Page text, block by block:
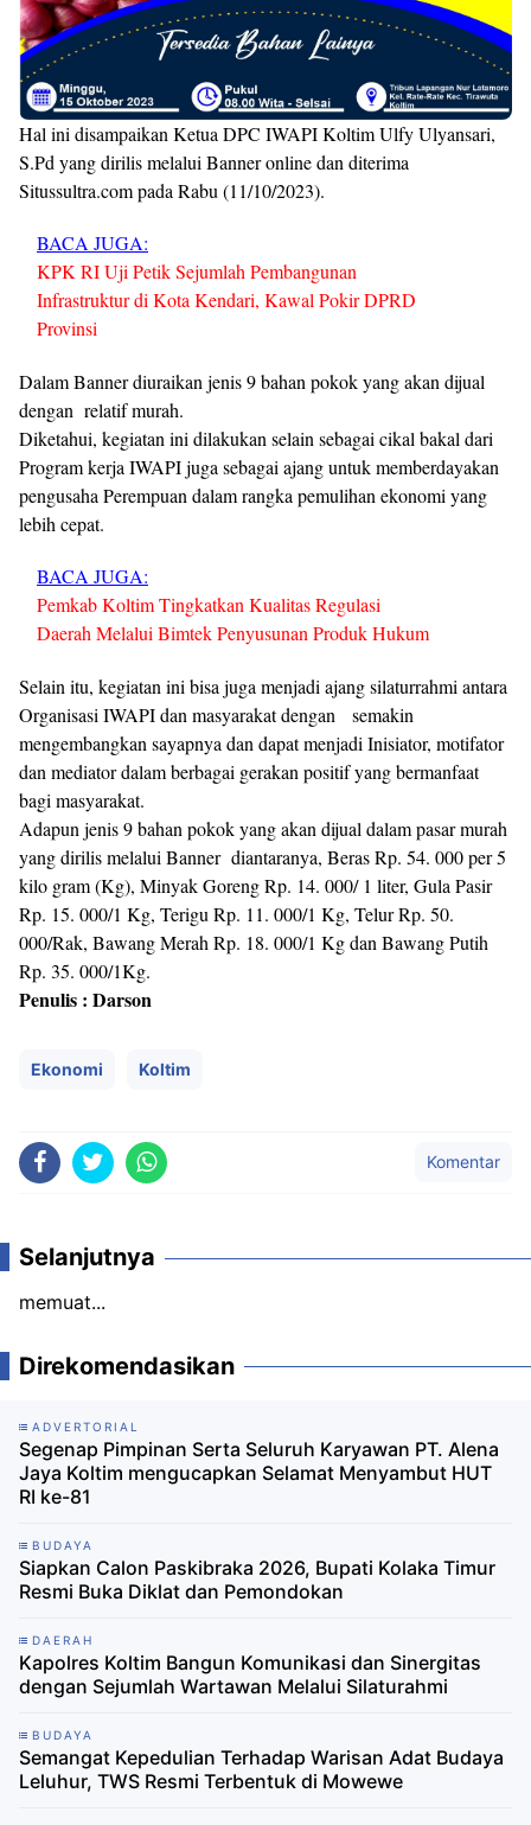
Hal ini disampaikan Ketua DPC IWAPI Koltim Ulfy Ulyansari,
S.Pd yang dirilis melalui Banner online dan diterima
Situssultra.com pada Rabu (11/10/2023).
BACA JUGA:
KPK RI Uji Petik Sejumlah Pembangunan
Infrastruktur di Kota Kendari, Kawal Pokir DPRD
Provinsi
Dalam Banner diuraikan jenis 9 bahan pokok yang akan dijual
dengan relatif murah.
Diketahui, kegiatan ini dilakukan selain sebagai cikal bakal dari
Program kerja IWAPI juga sebagai ajang untuk memberdayakan
pengusaha Perempuan dalam rangka pemulihan ekonomi yang
lebih cepat.
BACA JUGA:
Pemkab Koltim Tingkatkan Kualitas Regulasi
Daerah Melalui Bimtek Penyusunan Produk Hukum
Selain itu, kegiatan ini bisa juga menjadi ajang silaturrahmi antara
Organisasi IWAPI dan masyarakat dengan semakin
mengembangkan sayapnya dan dapat menjadi Inisiator, motifator
dan mediator dalam berbagai gerakan positif yang bermanfaat
bagi masyarakat.
Adapun jenis 9 bahan pokok yang akan dijual dalam pasar murah
yang dirilis melalui Banner diantaranya, Beras Rp. 54. 000 per 5
kilo gram (Kg), Minyak Goreng Rp. 14. 000/ 1 liter, Gula Pasir
Rp. 15. 000/1 Kg, Terigu Rp. 11. 000/1 Kg, Telur Rp. 50.
000/Rak, Bawang Merah Rp. 18. 000/1 Kg dan Bawang Putih
Rp. 35. 000/1Kg.
Penulis : Darson
Ekonomi Koltim
Komentar
Selanjutnya
memuat...
Direkomendasikan
ADVERTORIAL
Segenap Pimpinan Serta Seluruh Karyawan PT. Alena
Jaya Koltim mengucapkan Selamat Menyambut HUT
RI ke-81
BUDAYA
Siapkan Calon Paskibraka 2026, Bupati Kolaka Timur
Resmi Buka Diklat dan Pemondokan
DAERAH
Kapolres Koltim Bangun Komunikasi dan Sinergitas
dengan Sejumlah Wartawan Melalui Silaturahmi
BUDAYA
Semangat Kepedulian Terhadap Warisan Adat Budaya
Leluhur, TWS Resmi Terbentuk di Mowewe